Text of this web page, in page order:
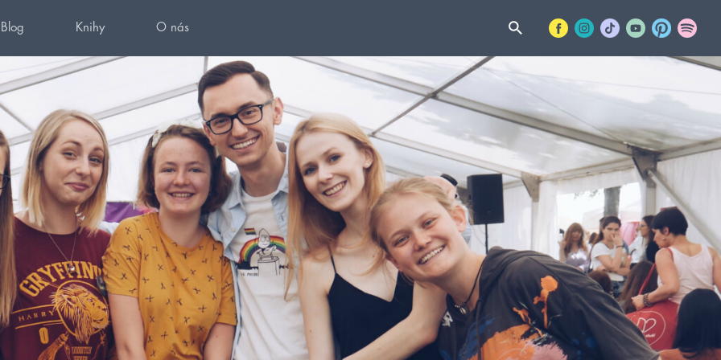
Blog Knihy O nás